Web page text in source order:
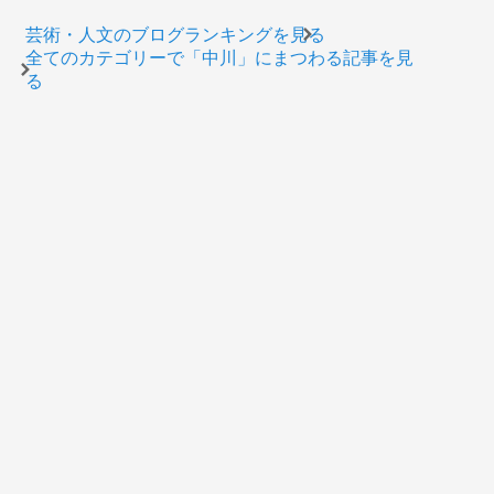
芸術・人文のブログランキングを見る
全てのカテゴリーで「中川」にまつわる記事を見
る